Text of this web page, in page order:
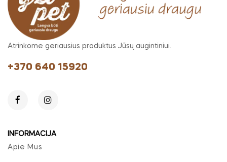
Atrinkome geriausius produktus Jūsų augintiniui.
+370 640 15920
INFORMACIJA
Apie Mus